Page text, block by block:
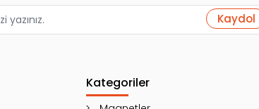
Kaydol
Kategoriler